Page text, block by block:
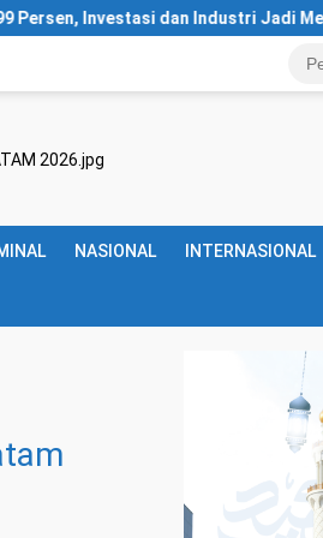
Industri Jadi Mesin Penggerak
NASIONAL INTERNASIONAL